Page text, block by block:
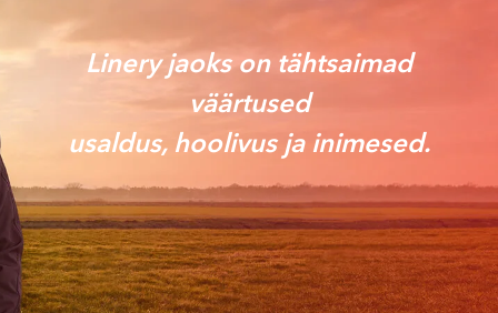
Linery jaoks on tähtsaimad
väärtused
usaldus, hoolivus ja inimesed.